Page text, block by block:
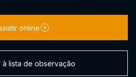
online
à lista de observação